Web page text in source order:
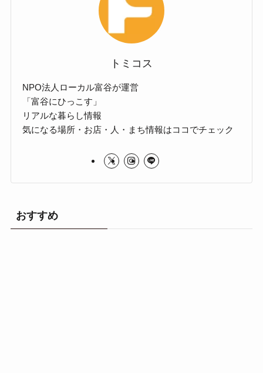
トミコス
NPO法人ローカル富谷が運営
「富谷にひっこす」
リアルな暮らし情報
気になる場所・お店・人・まち情報はココでチェック
おすすめ